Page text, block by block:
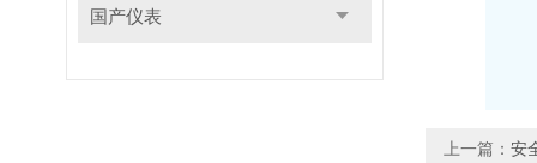
国产仪表
上一篇： 安